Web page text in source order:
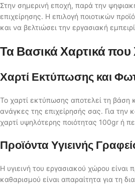
Στην σημερινή εποχή, παρά την
επιχείρησης. Η επιλογή ποιοτικών
και να βελτιώσει την εργασιακή
Τα Βασικά Χαρτικά που
Χαρτί Εκτύπωσης και
Το χαρτί εκτύπωσης αποτελεί τη βάση
ανάγκες της επιχείρησής σας. Για την
χαρτί υψηλότερης ποιότητας 100gr ή
Προϊόντα Υγιεινής
Η υγιεινή του εργασιακού χώρου είναι
καθαρισμού είναι απαραίτητα για τη